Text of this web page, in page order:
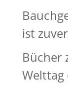
ist
Bücher
Welttag